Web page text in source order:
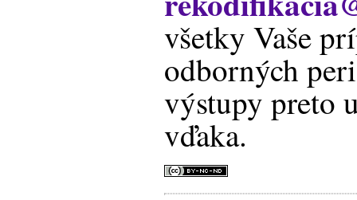
všetky Vaše
odborných
výstupy preto
vďaka.